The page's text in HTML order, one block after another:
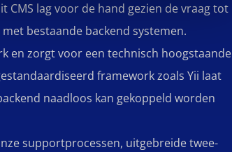
CMS lag voor de hand gezien de vraag tot
bestaande backend systemen.
en zorgt voor een technisch hoogstaande
framework zoals Yii laat
naadloos kan gekoppeld worden
supportprocessen, uitgebreide twee-